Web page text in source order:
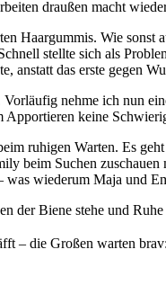
draußen macht
Haargummis. Wie sonst
stellte sich als
anstatt das erste gegen
nehme ich nun
Apportieren keine
ruhigen Warten. Es
beim Suchen
was wiederum Maja und
der Biene stehe und
– die Großen warten